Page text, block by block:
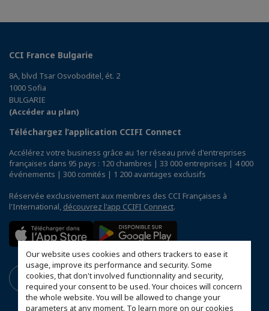
Our website uses cookies and others trackers to ease it
usage, improve its performance and security. Some
cookies, that don't involved functionnality and security,
required your consent to be used. Your choices will concern
the whole website. You will be allowed to change your
parameters at any moment. To learn more on our cookies
CCI France Bulgarie
8A, blvd Tsar Osvoboditel, ét. 2
1000 Sofia
BULGARIE
(Accéder au plan)
Téléchargez l’application CCIFI Connect
Accélérez votre business grâce au 1er réseau privé d'entreprises
françaises dans 95 pays : 120 chambres | 33 000 entreprises | 4 000
événements | 300 comités | 1 200 avantages exclusifs
Réservée exclusivement aux membres des CCI Françaises à
l'International, découvrez l'app CCIFI Connect.